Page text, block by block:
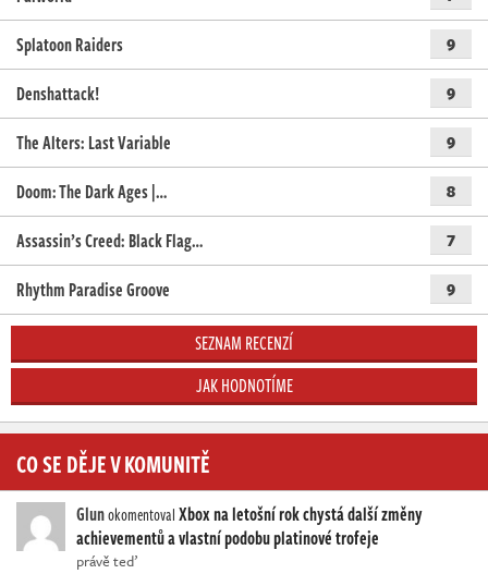
Splatoon Raiders 9
Denshattack! 9
The Alters: Last Variable 9
Doom: The Dark Ages |… 8
Assassin’s Creed: Black Flag… 7
Rhythm Paradise Groove 9
SEZNAM RECENZÍ
JAK HODNOTÍME
CO SE DĚJE V KOMUNITĚ
GlunokomentovalXbox na letošní rok chystá další změny
achievementů a vlastní podobu platinové trofeje
právě teď